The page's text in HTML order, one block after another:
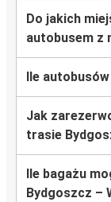
Do jakich
autobusem z
Ile
Jak
trasie
Ile bagażu
Bydgoszcz –